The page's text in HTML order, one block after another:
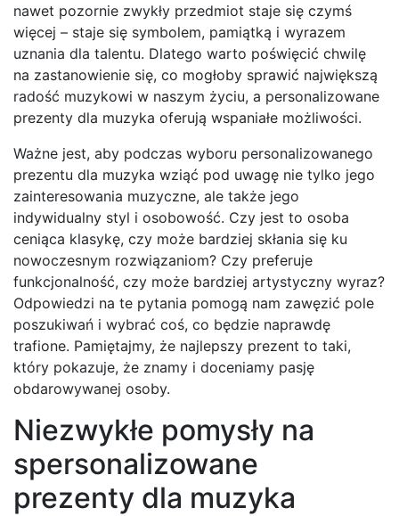
nawet pozornie zwykły przedmiot staje się czymś
więcej – staje się symbolem, pamiątką i wyrazem
uznania dla talentu. Dlatego warto poświęcić chwilę
na zastanowienie się, co mogłoby sprawić największą
radość muzykowi w naszym życiu, a personalizowane
prezenty dla muzyka oferują wspaniałe możliwości.
Ważne jest, aby podczas wyboru personalizowanego
prezentu dla muzyka wziąć pod uwagę nie tylko jego
zainteresowania muzyczne, ale także jego
indywidualny styl i osobowość. Czy jest to osoba
ceniąca klasykę, czy może bardziej skłania się ku
nowoczesnym rozwiązaniom? Czy preferuje
funkcjonalność, czy może bardziej artystyczny wyraz?
Odpowiedzi na te pytania pomogą nam zawęzić pole
poszukiwań i wybrać coś, co będzie naprawdę
trafione. Pamiętajmy, że najlepszy prezent to taki,
który pokazuje, że znamy i doceniamy pasję
obdarowywanej osoby.
Niezwykłe pomysły na
spersonalizowane
prezenty dla muzyka